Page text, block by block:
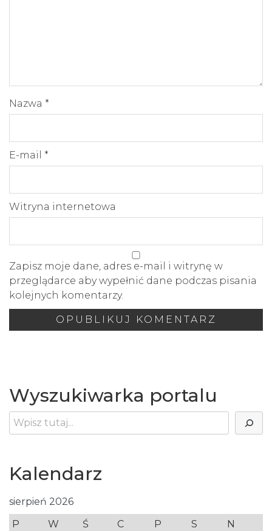
Nazwa *
E-mail *
Witryna internetowa
Zapisz moje dane, adres e-mail i witrynę w
przeglądarce aby wypełnić dane podczas pisania
kolejnych komentarzy.
Wyszukiwarka portalu
Szukaj
Kalendarz
sierpień 2026
P
W Ś C P S
N